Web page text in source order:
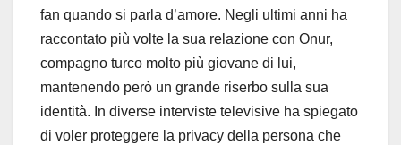
fan quando si parla d’amore. Negli ultimi anni ha
raccontato più volte la sua relazione con Onur,
compagno turco molto più giovane di lui,
mantenendo però un grande riserbo sulla sua
identità. In diverse interviste televisive ha spiegato
di voler proteggere la privacy della persona che